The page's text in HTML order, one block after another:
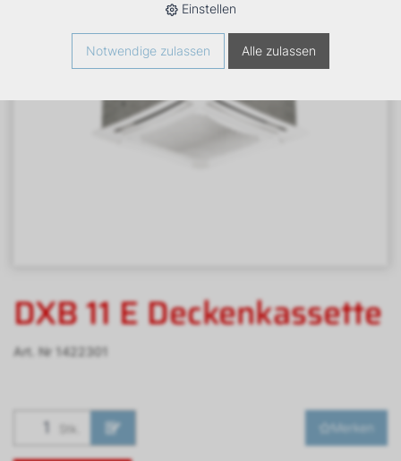
DXB 11 E Deckenkassette
Art. Nr 1422301
Stk. Merken
Einstellen
Notwendige zulassen Alle zulassen